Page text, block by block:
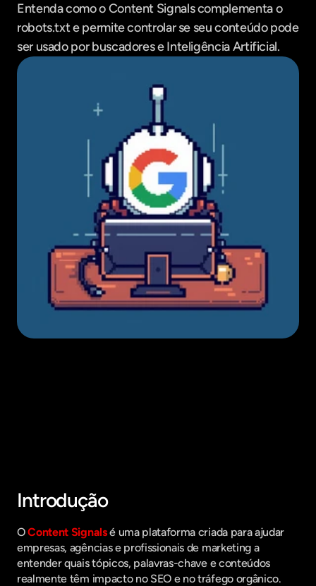
Entenda como o Content Signals complementa o
robots.txt e permite controlar se seu conteúdo pode
ser usado por buscadores e Inteligência Artificial.
Introdução
O Content Signals é uma plataforma criada para ajudar
empresas, agências e profissionais de marketing a
entender quais tópicos, palavras-chave e conteúdos
realmente têm impacto no SEO e no tráfego orgânico.